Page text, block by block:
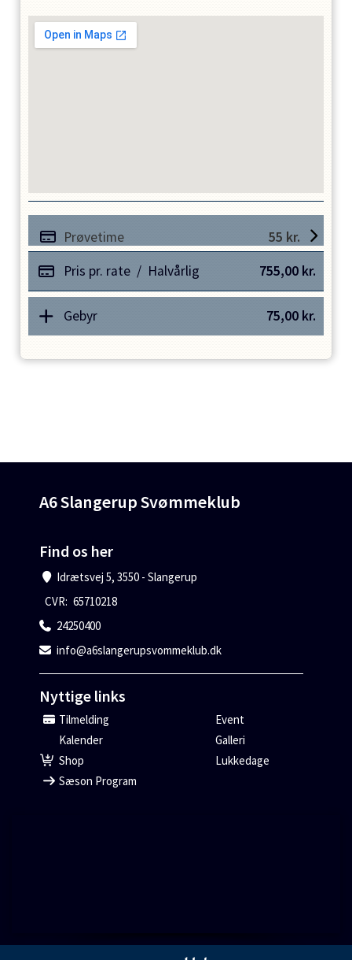
Prøvetime 55 kr.
Pris pr. rate / Halvårlig 755,00 kr.
Gebyr 75,00 kr.
A6 Slangerup Svømmeklub
Find os her
Idrætsvej 5, 3550 - Slangerup
CVR: 65710218
24250400
info@a6slangerupsvommeklub.dk
Nyttige links
Tilmelding
Event
Kalender
Galleri
Shop
Lukkedage
Sæson Program